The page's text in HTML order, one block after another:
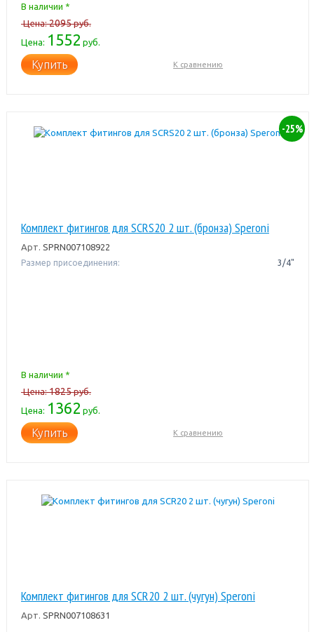
В наличии *
Цена:2095руб.
Цена: 1552 руб.
Купить К сравнению
-25%
Комплект фитингов для SCRS20 2 шт. (бронза) Speroni
Арт. SPRN007108922
Размер присоединения: 3/4"
В наличии *
Цена:1825руб.
Цена: 1362 руб.
Купить К сравнению
Комплект фитингов для SCR20 2 шт. (чугун) Speroni
Арт. SPRN007108631